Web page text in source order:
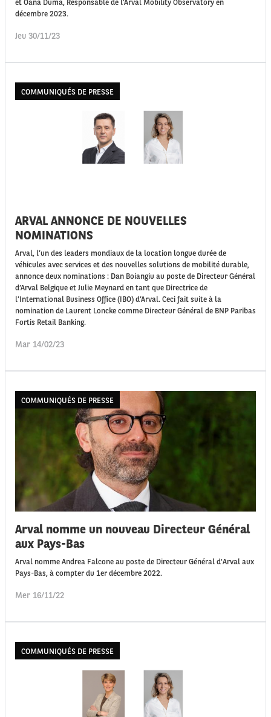
et Oana Duma, Responsable de l’Arval Mobility Observatory en
décembre 2023.
Jeu 30/11/23
COMMUNIQUÉS DE PRESSE
ARVAL ANNONCE DE NOUVELLES
NOMINATIONS
Arval, l’un des leaders mondiaux de la location longue durée de
véhicules avec services et des nouvelles solutions de mobilité durable,
annonce deux nominations : Dan Boiangiu au poste de Directeur Général
d’Arval Belgique et Julie Meynard en tant que Directrice de
l’International Business Office (IBO) d’Arval. Ceci fait suite à la
nomination de Laurent Loncke comme Directeur Général de BNP Paribas
Fortis Retail Banking.
Mar 14/02/23
COMMUNIQUÉS DE PRESSE
Arval nomme un nouveau Directeur Général
aux Pays-Bas
Arval nomme Andrea Falcone au poste de Directeur Général d'Arval aux
Pays-Bas, à compter du 1er décembre 2022.
Mer 16/11/22
COMMUNIQUÉS DE PRESSE